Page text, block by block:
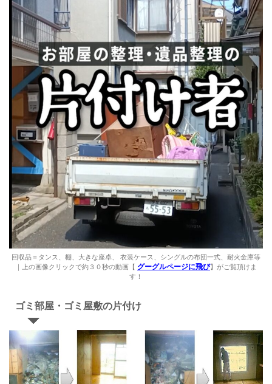
回収品＝タンス、棚、大きな座卓、 衣装ケース、シングルの布団一式、耐火金庫等
｜上の画像クリックで約３０秒の動画【 グーグルページに飛び】がご覧頂けま
す！
ゴミ部屋・ゴミ屋敷の片付け